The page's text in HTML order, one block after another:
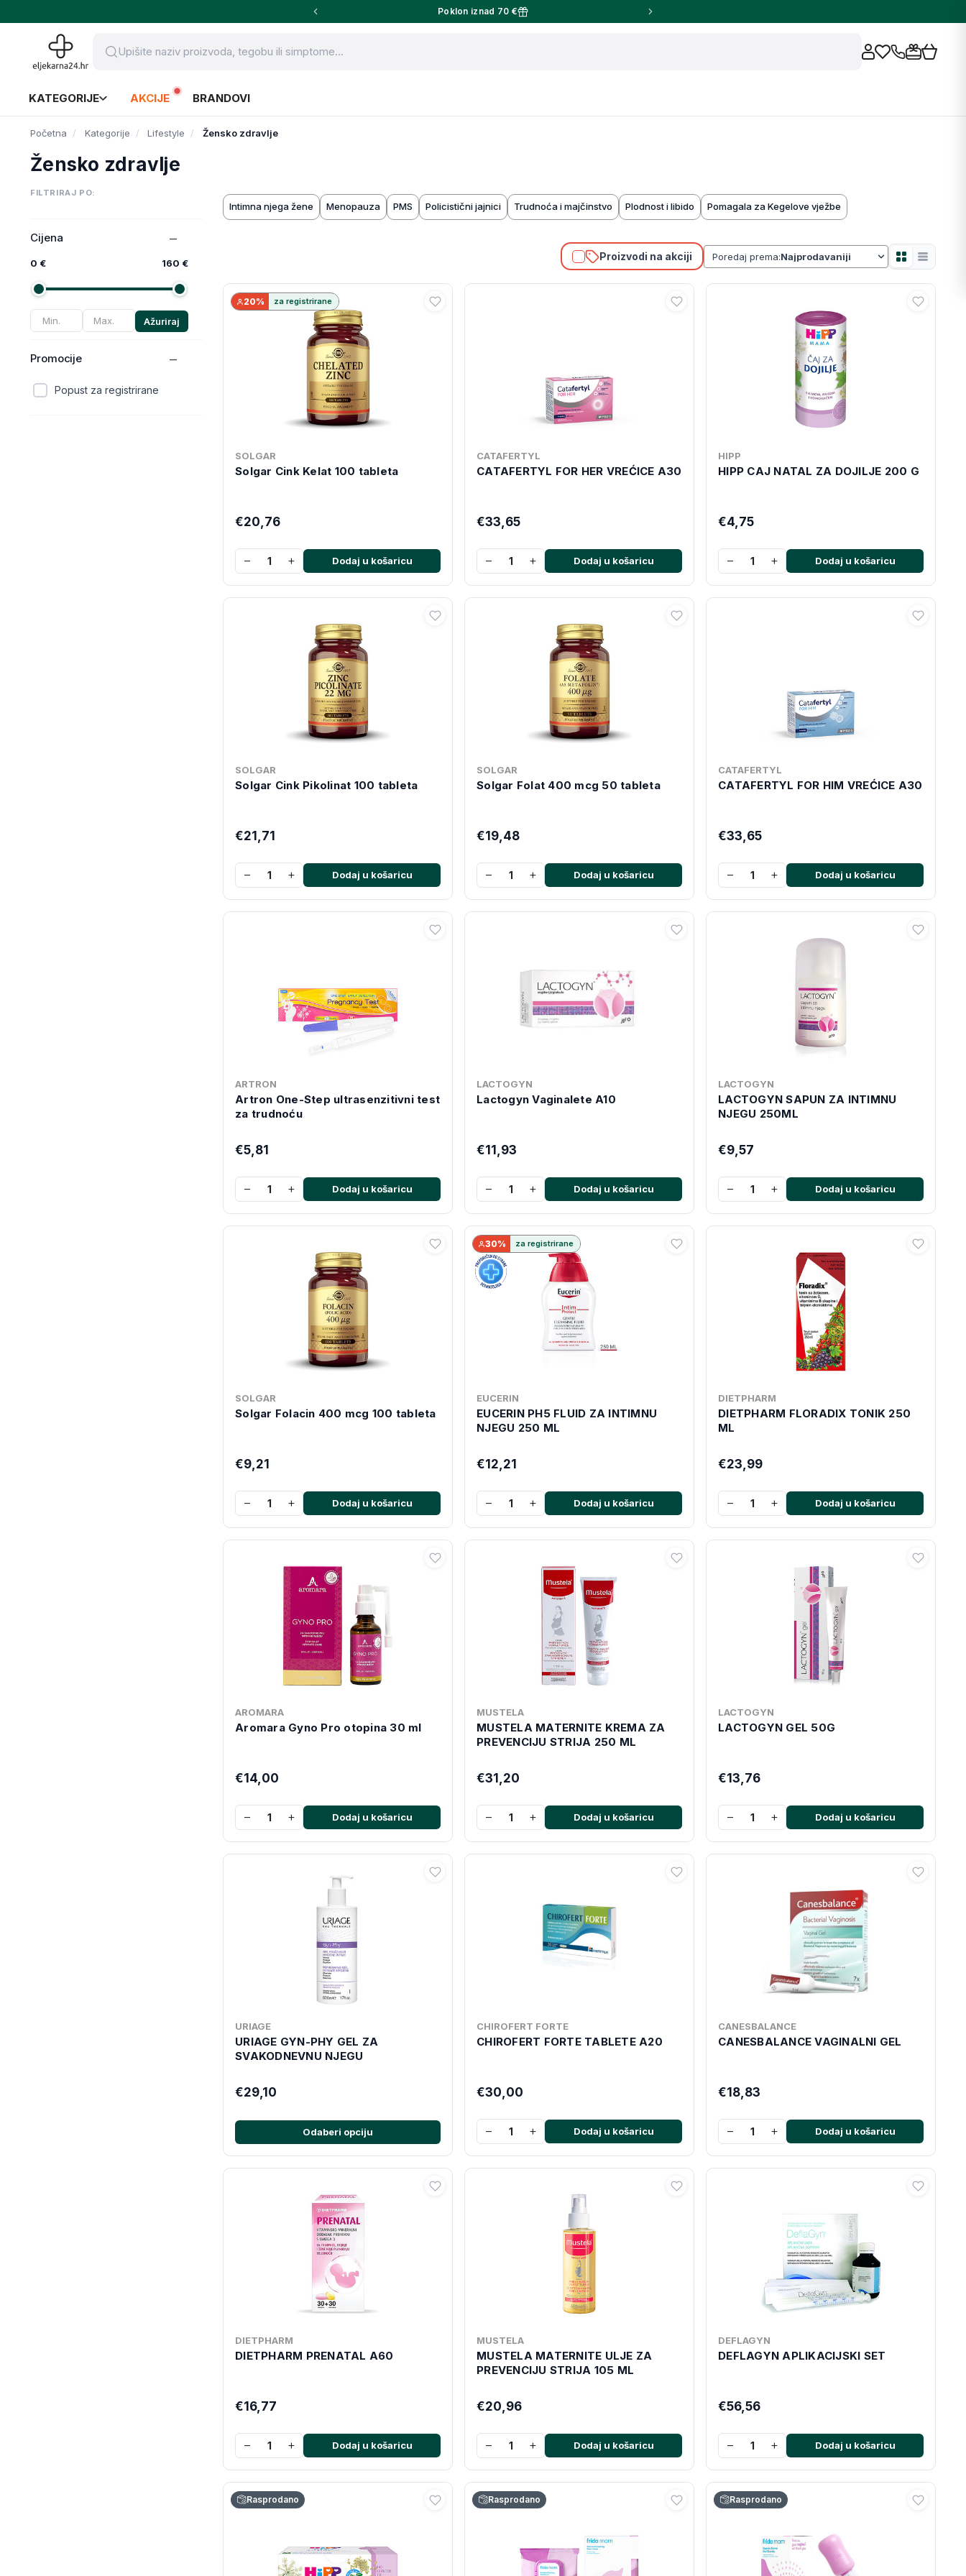
Poklon iznad 70 €
KATEGORIJE AKCIJE BRANDOVI
Početna Kategorije Lifestyle Žensko zdravlje
Žensko zdravlje
FILTRIRAJ PO:
Cijena
0 € 160 €
Ažuriraj
Promocije
Popust za registrirane
Intimna njega žene Menopauza PMS Policistični jajnici Trudnoća i majčinstvo Plodnost i libido Pomagala za Kegelove vježbe
Proizvodi na akciji Poredaj prema:
20% za registrirane
SOLGAR
Solgar Cink Kelat 100 tableta
€20,76
− + Dodaj u košaricu
CATAFERTYL
CATAFERTYL FOR HER VREĆICE A30
€33,65
− + Dodaj u košaricu
HIPP
HIPP CAJ NATAL ZA DOJILJE 200 G
€4,75
− + Dodaj u košaricu
SOLGAR
Solgar Cink Pikolinat 100 tableta
€21,71
− + Dodaj u košaricu
SOLGAR
Solgar Folat 400 mcg 50 tableta
€19,48
− + Dodaj u košaricu
CATAFERTYL
CATAFERTYL FOR HIM VREĆICE A30
€33,65
− + Dodaj u košaricu
ARTRON
Artron One-Step ultrasenzitivni test
za trudnoću
€5,81
− + Dodaj u košaricu
LACTOGYN
Lactogyn Vaginalete A10
€11,93
− + Dodaj u košaricu
LACTOGYN
LACTOGYN SAPUN ZA INTIMNU
NJEGU 250ML
€9,57
− + Dodaj u košaricu
SOLGAR
Solgar Folacin 400 mcg 100 tableta
€9,21
− + Dodaj u košaricu
30% za registrirane
EUCERIN
EUCERIN PH5 FLUID ZA INTIMNU
NJEGU 250 ML
€12,21
− + Dodaj u košaricu
DIETPHARM
DIETPHARM FLORADIX TONIK 250
ML
€23,99
− + Dodaj u košaricu
AROMARA
Aromara Gyno Pro otopina 30 ml
€14,00
− + Dodaj u košaricu
MUSTELA
MUSTELA MATERNITE KREMA ZA
PREVENCIJU STRIJA 250 ML
€31,20
− + Dodaj u košaricu
LACTOGYN
LACTOGYN GEL 50G
€13,76
− + Dodaj u košaricu
URIAGE
URIAGE GYN-PHY GEL ZA
SVAKODNEVNU NJEGU
€29,10
Odaberi opciju
CHIROFERT FORTE
CHIROFERT FORTE TABLETE A20
€30,00
− + Dodaj u košaricu
CANESBALANCE
CANESBALANCE VAGINALNI GEL
€18,83
− + Dodaj u košaricu
DIETPHARM
DIETPHARM PRENATAL A60
€16,77
− + Dodaj u košaricu
MUSTELA
MUSTELA MATERNITE ULJE ZA
PREVENCIJU STRIJA 105 ML
€20,96
− + Dodaj u košaricu
DEFLAGYN
DEFLAGYN APLIKACIJSKI SET
€56,56
− + Dodaj u košaricu
Rasprodano Rasprodano Rasprodano